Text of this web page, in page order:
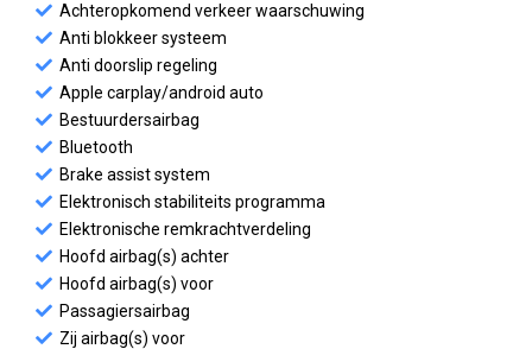
Achteropkomend verkeer waarschuwing
Anti blokkeer systeem
Anti doorslip regeling
Apple carplay/android auto
Bestuurdersairbag
Bluetooth
Brake assist system
Elektronisch stabiliteits programma
Elektronische remkrachtverdeling
Hoofd airbag(s) achter
Hoofd airbag(s) voor
Passagiersairbag
Zij airbag(s) voor